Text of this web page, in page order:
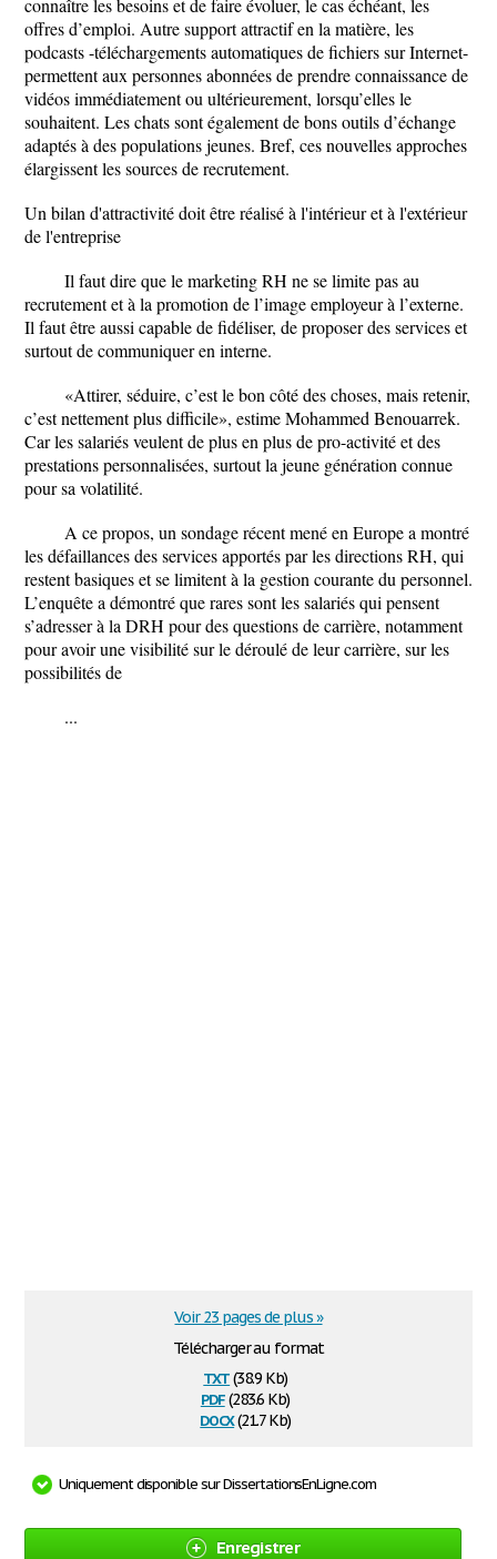
connaître les besoins et de faire évoluer, le cas échéant, les
offres d’emploi. Autre support attractif en la matière, les
podcasts -téléchargements automatiques de fichiers sur Internet-
permettent aux personnes abonnées de prendre connaissance de
vidéos immédiatement ou ultérieurement, lorsqu’elles le
souhaitent. Les chats sont également de bons outils d’échange
adaptés à des populations jeunes. Bref, ces nouvelles approches
élargissent les sources de recrutement.
Un bilan d'attractivité doit être réalisé à l'intérieur et à l'extérieur
de l'entreprise
Il faut dire que le marketing RH ne se limite pas au
recrutement et à la promotion de l’image employeur à l’externe.
Il faut être aussi capable de fidéliser, de proposer des services et
surtout de communiquer en interne.
«Attirer, séduire, c’est le bon côté des choses, mais retenir,
c’est nettement plus difficile», estime Mohammed Benouarrek.
Car les salariés veulent de plus en plus de pro-activité et des
prestations personnalisées, surtout la jeune génération connue
pour sa volatilité.
A ce propos, un sondage récent mené en Europe a montré
les défaillances des services apportés par les directions RH, qui
restent basiques et se limitent à la gestion courante du personnel.
L’enquête a démontré que rares sont les salariés qui pensent
s’adresser à la DRH pour des questions de carrière, notamment
pour avoir une visibilité sur le déroulé de leur carrière, sur les
possibilités de
...
Télécharger au format
txt(38.9 Kb)
pdf(283.6 Kb)
docx(21.7 Kb)
Voir 23 pages de plus »
Uniquement disponible sur DissertationsEnLigne.com
Enregistrer